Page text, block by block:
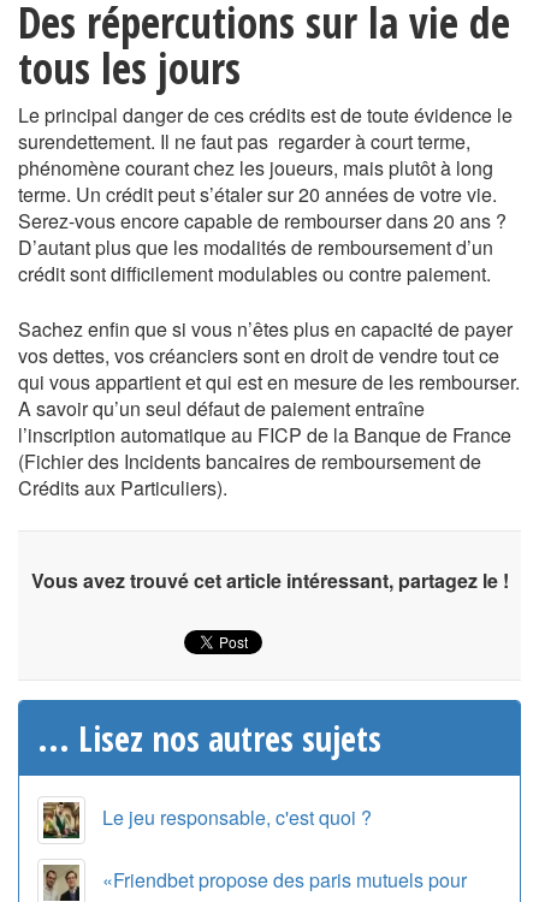
Des répercutions sur la vie de
tous les jours
Le principal danger de ces crédits est de toute évidence le
surendettement. Il ne faut pas regarder à court terme,
phénomène courant chez les joueurs, mais plutôt à long
terme. Un crédit peut s’étaler sur 20 années de votre vie.
Serez-vous encore capable de rembourser dans 20 ans ?
D’autant plus que les modalités de remboursement d’un
crédit sont difficilement modulables ou contre paiement.
Sachez enfin que si vous n’êtes plus en capacité de payer
vos dettes, vos créanciers sont en droit de vendre tout ce
qui vous appartient et qui est en mesure de les rembourser.
A savoir qu’un seul défaut de paiement entraîne
l’inscription automatique au FICP de la Banque de France
(Fichier des Incidents bancaires de remboursement de
Crédits aux Particuliers).
Vous avez trouvé cet article intéressant, partagez le !
... Lisez nos autres sujets
Le jeu responsable, c'est quoi ?
«Friendbet propose des paris mutuels pour